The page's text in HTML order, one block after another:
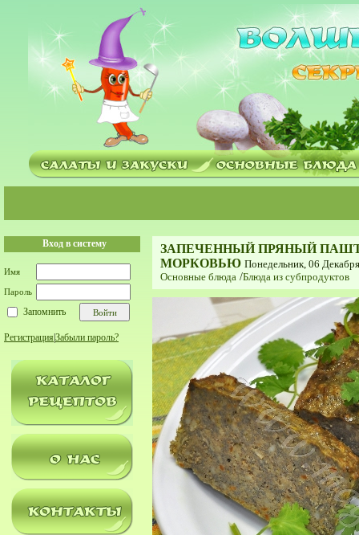
Вход в систему
Имя
Пароль
Запомнить
Регистрация Забыли пароль?
ЗАПЕЧЕННЫЙ ПРЯНЫЙ
МОРКОВЬЮ Понедельник, 06
Основные блюда /Блюда из субпродуктов